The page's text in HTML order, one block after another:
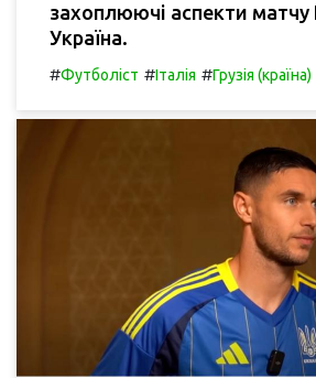
захоплюючі аспекти матчу
Україна.
#Футболіст #Італія #Грузія (країна)